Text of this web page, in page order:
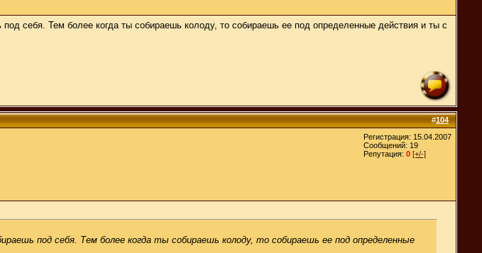
себя. Тем более когда ты собираешь колоду, то собираешь ее под определенные действия и ты с
#104
Регистрация: 15.04.2007
Сообщений: 19
Репутация: 0 [+/-]
под себя. Тем более когда ты собираешь колоду, то собираешь ее под определенные